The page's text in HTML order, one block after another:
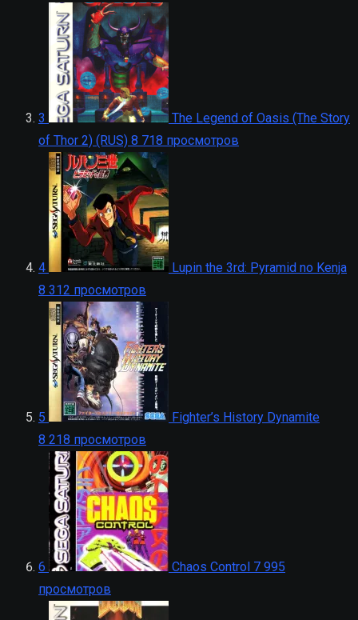
3
The Legend of Oasis (The Story
of Thor 2) (RUS) 8 718 просмотров
4
Lupin the 3rd: Pyramid no Kenja
8 312 просмотров
5
Fighter’s History Dynamite
8 218 просмотров
6 Chaos Control 7 995
просмотров